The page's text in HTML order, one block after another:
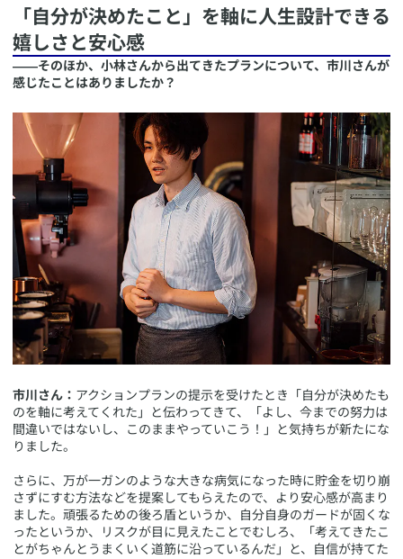
​「自分が決めたこと」を軸に人生設計できる
嬉しさと安心感
――そのほか、小林さんから出てきたプランについて、市川さんが
感じたことはありましたか？
市川さん： アクションプランの提示を受けたとき「自分が決めたも
のを軸に考えてくれた」と伝わってきて、「よし、今までの努力は
間違いではないし、このままやっていこう！」と気持ちが新たにな
りました。
さらに、万が一ガンのような大きな病気になった時に貯金を切り崩
さずにすむ方法などを提案してもらえたので、より安心感が高まり
ました。頑張るための後ろ盾というか、自分自身のガードが固くな
ったというか、リスクが目に見えたことでむしろ、「考えてきたこ
とがちゃんとうまくいく道筋に沿っているんだ」と、自信が持てた